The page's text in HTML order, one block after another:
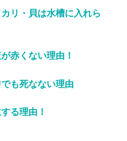
リ・貝は水槽に入れら
赤くない理由！
も死なない理由
る理由！